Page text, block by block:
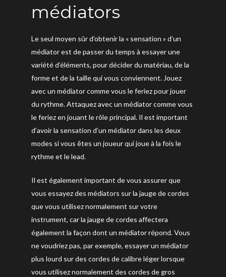
médiators
Le seul moyen sûr d’obtenir la « sensation » d’un
médiator est de passer du temps à essayer une
variété d’éléments, pour décider du matériau, de la
forme et de la taille qui vous conviennent. Jouez
avec un médiator comme vous le feriez pour jouer
du rythme. Attaquez avec un médiator comme vous
le feriez en jouant le rôle principal. Il est important
d’avoir la sensation d’un médiator dans les deux
modes si vous êtes un joueur qui joue à la fois le
rythme et le lead.
Il est également important de vous assurer que
vous essayez des médiators sur la jauge de cordes
que vous utilisez normalement sur votre
instrument, car la jauge de cordes affectera
également la façon dont un médiator répond. Vous
ne voudriez pas, par exemple, essayer un médiator
plus lourd sur des cordes de calibre léger lorsque
vous utilisez normalement des cordes de gros